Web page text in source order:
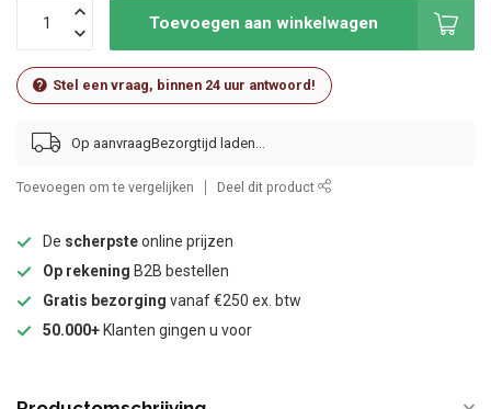
Toevoegen aan winkelwagen
Stel een vraag, binnen 24 uur antwoord!
Op aanvraag
Toevoegen om te vergelijken Deel dit product
De scherpsteonline prijzen
Op rekening B2B bestellen
Gratis bezorging vanaf €250 ex. btw
50.000+ Klanten gingen u voor